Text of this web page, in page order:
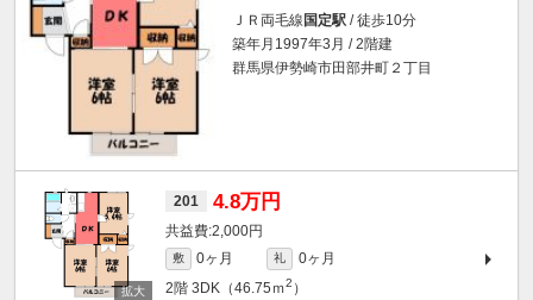
ＪＲ両毛線 国定駅 / 徒歩10分
築年月1997年3月 / 2階建
群馬県伊勢崎市田部井町２丁目
201 4.8万円
2,000円
敷 0ヶ月 礼
0ヶ月
2階 3DK（46.75ｍ2 ）